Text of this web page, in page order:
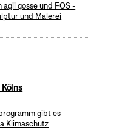
gosse und FOS -
und Malerei
gibt es
Klimaschutz